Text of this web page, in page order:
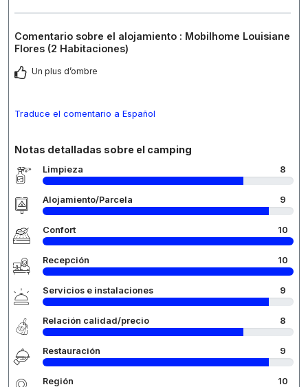
Comentario sobre el alojamiento : Mobilhome Louisiane
Flores (2 Habitaciones)
Un plus d’ombre
Traduce el comentario a Español
Notas detalladas sobre el camping
Limpieza 8
Alojamiento/Parcela 9
Confort 10
Recepción 10
Servicios e instalaciones 9
Relación calidad/precio 8
Restauración 9
Región 10